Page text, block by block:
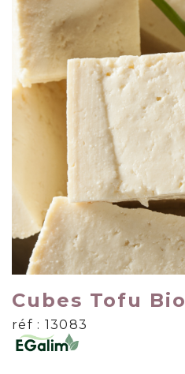
Cubes Tofu Bio
réf : 13083